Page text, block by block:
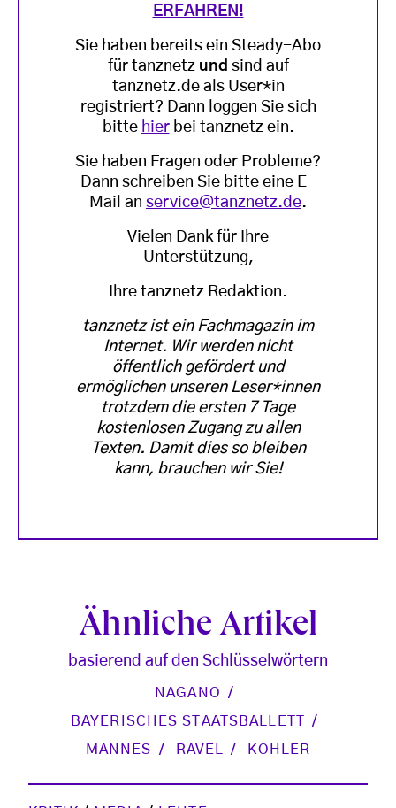
ERFAHREN!
Sie haben bereits ein Steady-Abo
für tanznetz und sind auf
tanznetz.de als User*in
registriert? Dann loggen Sie sich
bitte hierbei tanznetz ein.
Sie haben Fragen oder Probleme?
Dann schreiben Sie bitte eine E-
Mail an service@tanznetz.de.
Vielen Dank für Ihre
Unterstützung,
Ihre tanznetz Redaktion.
tanznetz ist ein Fachmagazin im
Internet. Wir werden nicht
öffentlich gefördert und
ermöglichen unseren Leser*innen
trotzdem die ersten 7 Tage
kostenlosen Zugang zu allen
Texten. Damit dies so bleiben
kann, brauchen wir Sie!
Ähnliche Artikel
basierend auf den Schlüsselwörtern
NAGANO
BAYERISCHES STAATSBALLETT
MANNES
RAVEL KOHLER